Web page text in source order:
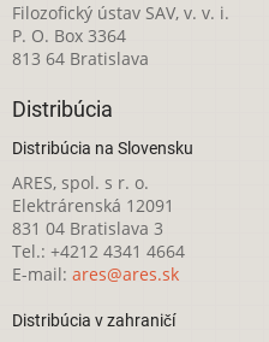
Filozofický ústav SAV, v. v. i.
P. O. Box 3364
813 64 Bratislava
Distribúcia
Distribúcia na Slovensku
ARES, spol. s r. o.
Elektrárenská 12091
831 04 Bratislava 3
Tel.: +4212 4341 4664
E-mail: ares@ares.sk
Distribúcia v zahraničí